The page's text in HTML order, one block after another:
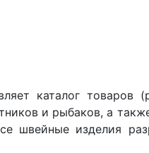
каталог товаров
и рыбаков, а
швейные изделия